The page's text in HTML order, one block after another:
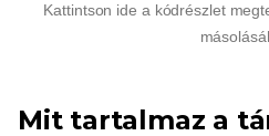
Kattintson ide a kódrészlet
Mit tartalmaz a